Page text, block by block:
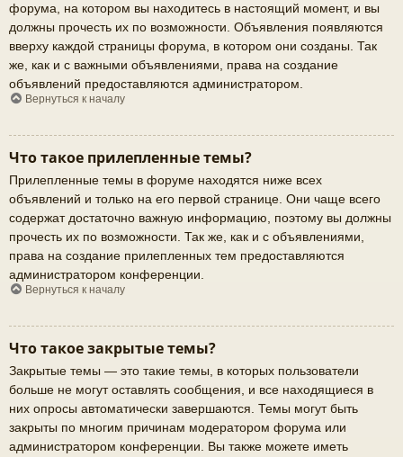
форума, на котором вы находитесь в настоящий момент, и вы
должны прочесть их по возможности. Объявления появляются
вверху каждой страницы форума, в котором они созданы. Так
же, как и с важными объявлениями, права на создание
объявлений предоставляются администратором.
Вернуться к началу
Что такое прилепленные темы?
Прилепленные темы в форуме находятся ниже всех
объявлений и только на его первой странице. Они чаще всего
содержат достаточно важную информацию, поэтому вы должны
прочесть их по возможности. Так же, как и с объявлениями,
права на создание прилепленных тем предоставляются
администратором конференции.
Вернуться к началу
Что такое закрытые темы?
Закрытые темы — это такие темы, в которых пользователи
больше не могут оставлять сообщения, и все находящиеся в
них опросы автоматически завершаются. Темы могут быть
закрыты по многим причинам модератором форума или
администратором конференции. Вы также можете иметь